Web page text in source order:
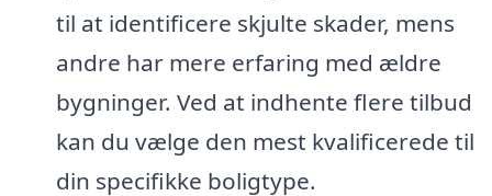
til at identificere skjulte skader, mens
andre har mere erfaring med ældre
bygninger. Ved at indhente flere tilbud
kan du vælge den mest kvalificerede til
din specifikke boligtype.